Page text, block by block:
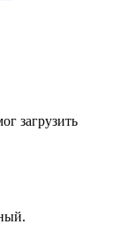
загрузить